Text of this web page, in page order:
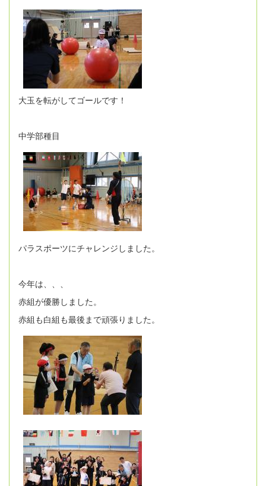
大玉を転がしてゴールです！
中学部種目
パラスポーツにチャレンジしました。
今年は、、、
赤組が優勝しました。
赤組も白組も最後まで頑張りました。